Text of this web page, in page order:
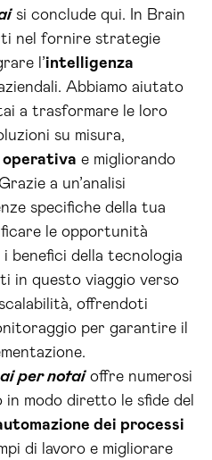
si conclude qui. In Brain
nel fornire strategie
l’intelligenza
Abbiamo aiutato
a trasformare le loro
su misura,
operativa e migliorando
a un’analisi
specifiche della tua
le opportunità
i benefici della tecnologia
in questo viaggio verso
offrendoti
per garantire il
per notaioffre numerosi
modo diretto le sfide del
dei processi
di lavoro e migliorare